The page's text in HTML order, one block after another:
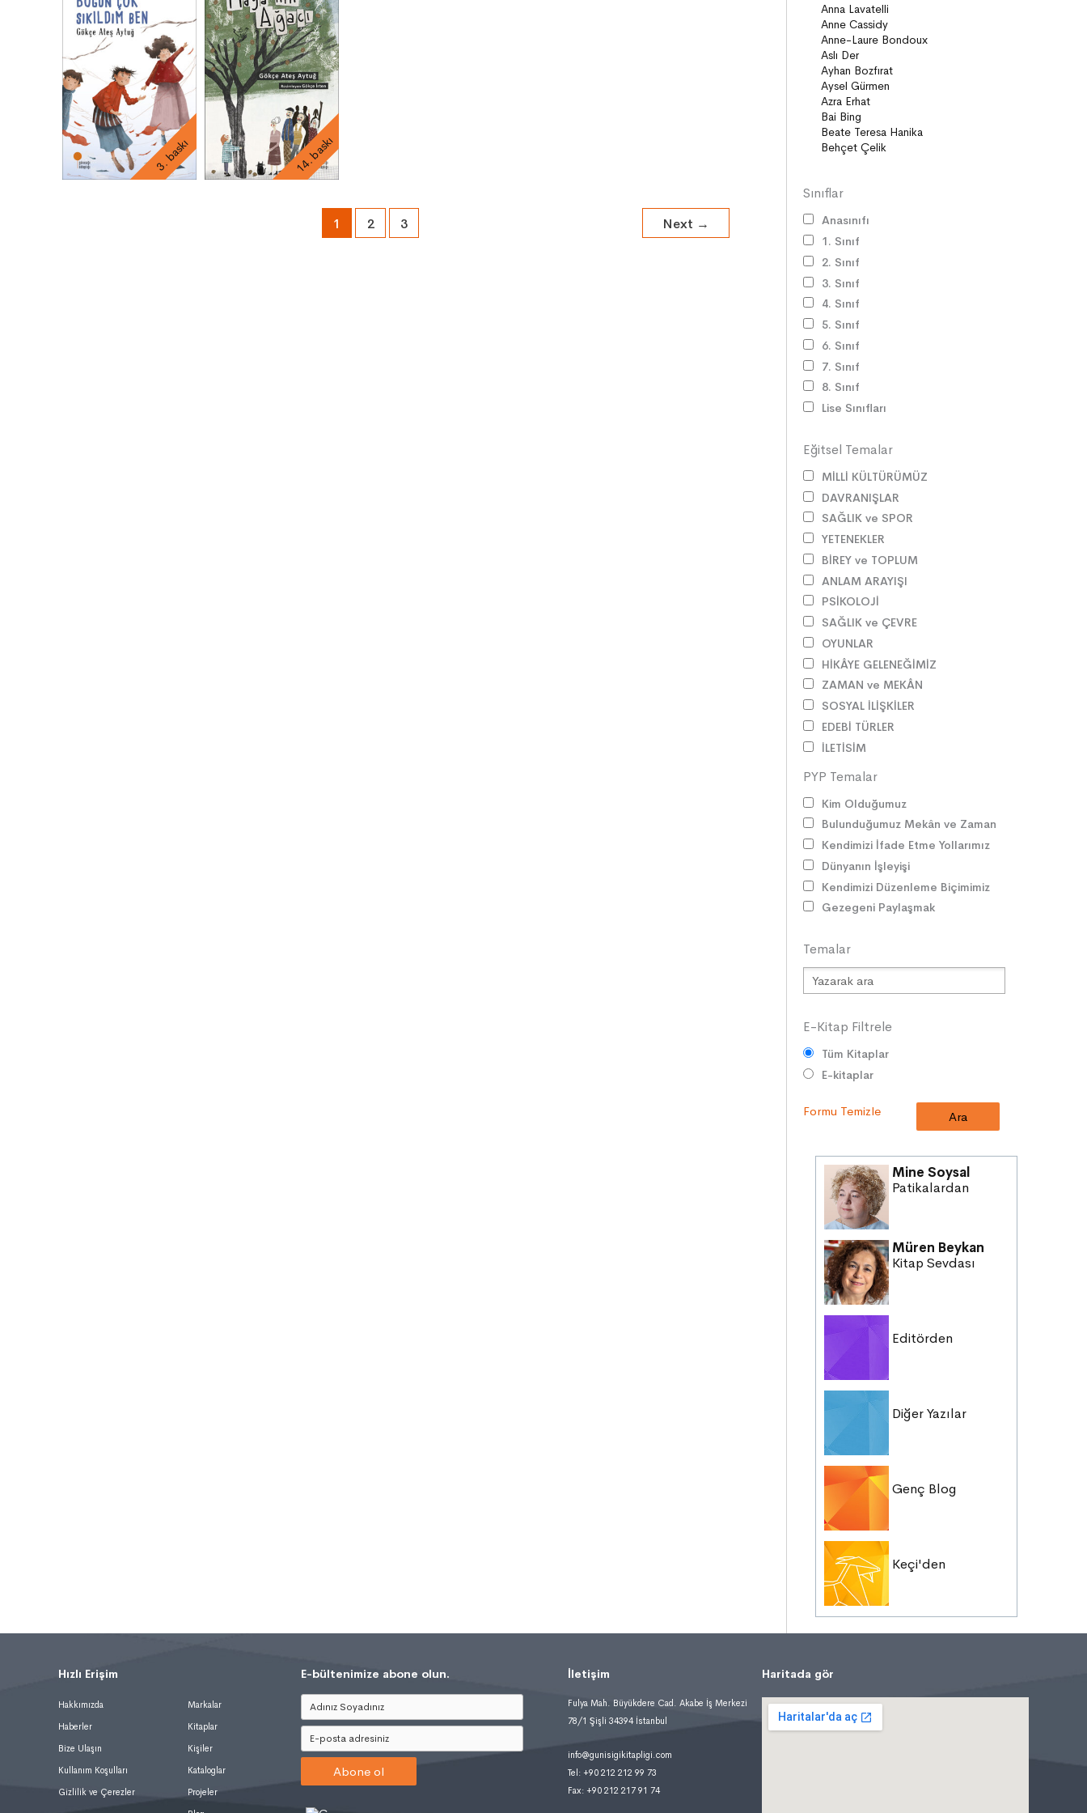
3. baskı 14. baskı
1 2 3 Next →
Diziler
Öyküler
Anlatı
Gizemli Maceralar Koleksiyonu
Diziler
Behiç Ak Yetişkin Kitapları
Öykü
Roman
Sınıflar
Anasınıfı
1. Sınıf
2. Sınıf
3. Sınıf
4. Sınıf
5. Sınıf
6. Sınıf
7. Sınıf
8. Sınıf
Lise Sınıfları
Eğitsel Temalar
MİLLİ KÜLTÜRÜMÜZ
DAVRANIŞLAR
SAĞLIK ve SPOR
YETENEKLER
BİREY ve TOPLUM
ANLAM ARAYIŞI
PSİKOLOJİ
SAĞLIK ve ÇEVRE
OYUNLAR
HİKÂYE GELENEĞİMİZ
ZAMAN ve MEKÂN
SOSYAL İLİŞKİLER
EDEBİ TÜRLER
İLETİŞİM
SORUMLULUKLAR
HAK ve ÖZGÜRLÜKLER
ATATÜRK
LİDERLER
DOĞA ve EVREN
HAKLAR
DEMOKRASİ
KÜLTÜRLER
DİLİMİZİN ZENGİNLİĞİ
KİŞİSEL GELİŞİM
SAĞLIK
MİLLİ MÜCADELE
OKUMA KÜLTÜRÜ
GELENEKLER
DEĞERLERİMİZ
ÇOCUK DÜNYASI
TARİH
VATANDAŞLIK
MİLLİ KÜLTÜR
DUYGULAR
HAYAL GÜCÜ
PYP Temalar
Kim Olduğumuz
Bulunduğumuz Mekân ve Zaman
Kendimizi İfade Etme Yollarımız
Dünyanın İşleyişi
Kendimizi Düzenleme Biçimimiz
Gezegeni Paylaşmak
Temalar
E-Kitap Filtrele
Tüm Kitaplar
E-kitaplar
Formu Temizle
Mine Soysal
Patikalardan
Müren Beykan
Kitap Sevdası
Editörden
Diğer Yazılar
Genç Blog
Keçi'den
Hızlı Erişim
Hakkımızda
Haberler
Bize Ulaşın
Kullanım Koşulları
Gizlilik ve Çerezler
Markalar
Kitaplar
Kişiler
Kataloglar
Projeler
E-bültenimize abone olun.
Abone ol
İletişim
Fulya Mah. Büyükdere Cad. Akabe İş Merkezi
78/1 Şişli 34394 İstanbul
info@gunisigikitapligi.com
Tel: +90 212 212 99 73
Fax: +90 212 217 91 74
Haritada gör